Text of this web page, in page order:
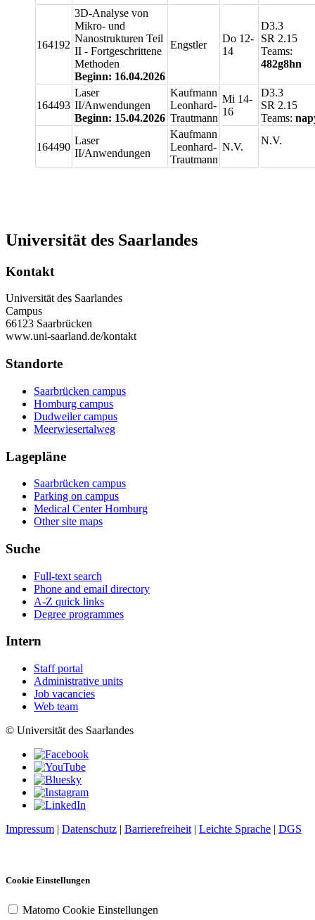
164192
3D-Analyse von
Mikro- und
Nanostrukturen Teil
II - Fortgeschrittene
Methoden
Beginn: 16.04.2026
Engstler
Do 12-
14
D3.3
SR 2.15
Teams:
482g8hn
164493
Laser
II/Anwendungen
Beginn: 15.04.2026
Kaufmann
Leonhard-
Trautmann
Mi 14-
16
D3.3
SR 2.15
Teams:
164490
Laser
II/Anwendungen
Kaufmann
Leonhard-
Trautmann
N.V.
N.V.
Universität des Saarlandes
Kontakt
Universität des Saarlandes
Campus
66123 Saarbrücken
www.uni-saarland.de/kontakt
Standorte
Saarbrücken campus
Homburg campus
Dudweiler campus
Meerwiesertalweg
Lagepläne
Saarbrücken campus
Parking on campus
Medical Center Homburg
Other site maps
Suche
Full-text search
Phone and email directory
A-Z quick links
Degree programmes
Intern
Staff portal
Administrative units
Job vacancies
Web team
© Universität des Saarlandes
Impressum | Datenschutz | Barrierefreiheit | Leichte Sprache | DGS
Cookie Einstellungen
Matomo Cookie Einstellungen